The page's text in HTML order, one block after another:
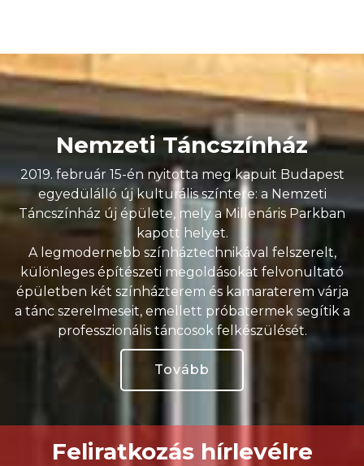
Nemzeti Táncszínház
2019. február 15-én nyitotta meg kapuit Budapest
egyedülálló új kulturális színtere: a Nemzeti
Táncszínház új épülete, mely a Millenáris Parkban
kapott helyet.
A legmodernebb színháztechnikával felszerelt,
különleges építészeti megoldásokat felvonultató
épületben két színházterem és kamaraterem várja
a tánc szerelmeseit, emellett próbatermek segítik a
professzionális táncosok felkészülését.
Tovább
Feliratkozás hírlevélre